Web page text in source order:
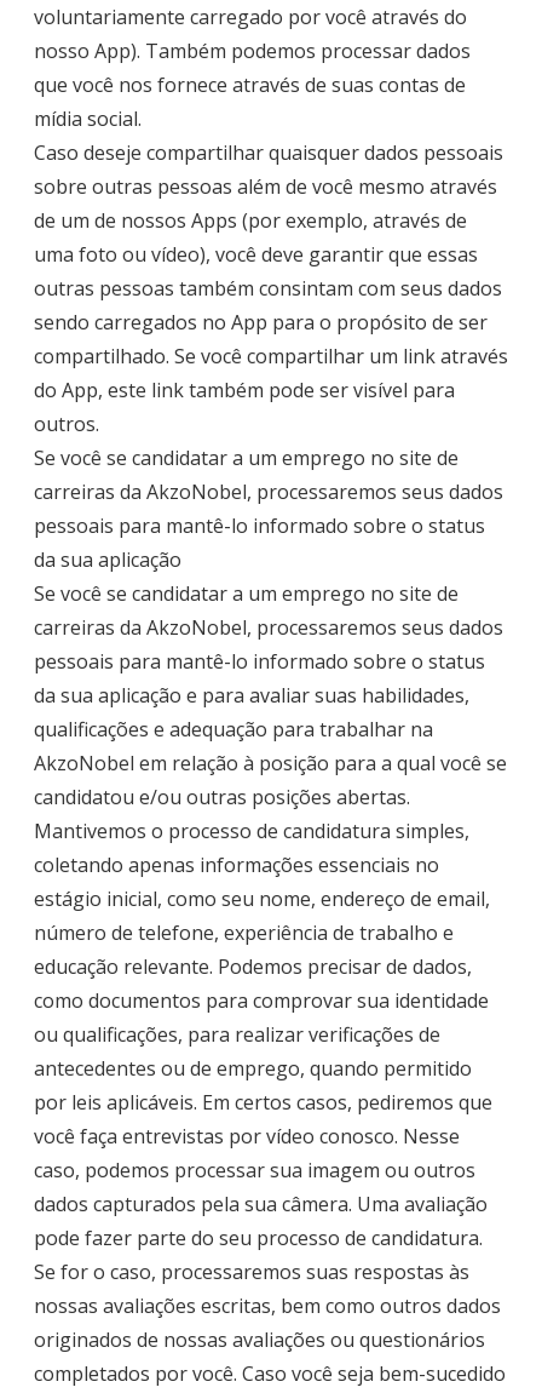
voluntariamente carregado por você através do
nosso App). Também podemos processar dados
que você nos fornece através de suas contas de
mídia social.
Caso deseje compartilhar quaisquer dados pessoais
sobre outras pessoas além de você mesmo através
de um de nossos Apps (por exemplo, através de
uma foto ou vídeo), você deve garantir que essas
outras pessoas também consintam com seus dados
sendo carregados no App para o propósito de ser
compartilhado. Se você compartilhar um link através
do App, este link também pode ser visível para
outros.
Se você se candidatar a um emprego no site de
carreiras da AkzoNobel, processaremos seus dados
pessoais para mantê-lo informado sobre o status
da sua aplicação
Se você se candidatar a um emprego no site de
carreiras da AkzoNobel, processaremos seus dados
pessoais para mantê-lo informado sobre o status
da sua aplicação e para avaliar suas habilidades,
qualificações e adequação para trabalhar na
AkzoNobel em relação à posição para a qual você se
candidatou e/ou outras posições abertas.
Mantivemos o processo de candidatura simples,
coletando apenas informações essenciais no
estágio inicial, como seu nome, endereço de email,
número de telefone, experiência de trabalho e
educação relevante. Podemos precisar de dados,
como documentos para comprovar sua identidade
ou qualificações, para realizar verificações de
antecedentes ou de emprego, quando permitido
por leis aplicáveis. Em certos casos, pediremos que
você faça entrevistas por vídeo conosco. Nesse
caso, podemos processar sua imagem ou outros
dados capturados pela sua câmera. Uma avaliação
pode fazer parte do seu processo de candidatura.
Se for o caso, processaremos suas respostas às
nossas avaliações escritas, bem como outros dados
originados de nossas avaliações ou questionários
completados por você. Caso você seja bem-sucedido